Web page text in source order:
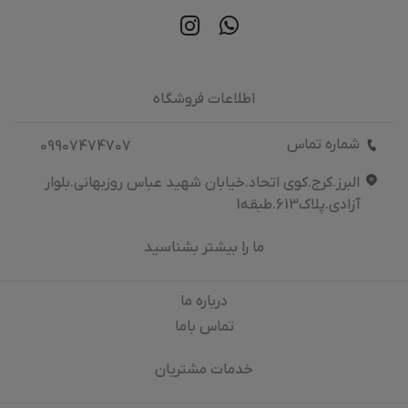
اطلاعات فروشگاه
شماره تماس
09907474707
البرز.کرج.کوی اتحاد.خیابان شهید عباس روزبهانی.بلوار
آزادی.پلاک613.طبقه1
ما را بیشتر بشناسید
درباره‌ ما
تماس باما
خدمات مشتریان